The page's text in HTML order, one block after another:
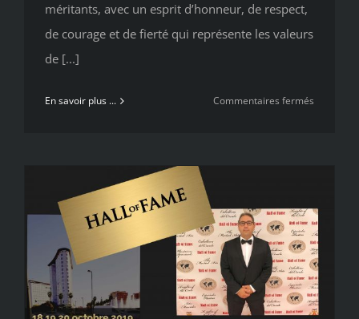
méritants, avec un esprit d’honneur, de respect,
de courage et de fierté qui représente les valeurs
de [...]
En savoir plus ... Commentaires fermés
de
Saint-
Raphaël
les